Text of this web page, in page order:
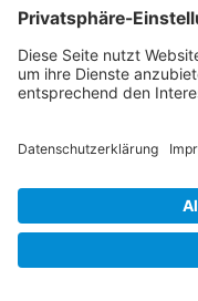
Barrierefreiheit
Hinweisgebersystem